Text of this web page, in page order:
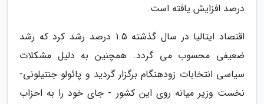
درصد افزایش یافته است.
اقتصاد ایتالیا در سال گذشته 1.5 درصد رشد کرد که رشد
ضعیفی محسوب می گردد. همچنین به دلیل مشکلات
سیاسی انتخابات زودهنگام برگزار گردید و پائولو جنتیلونی-
نخست وزیر میانه روی این کشور - جای خود را به احزاب